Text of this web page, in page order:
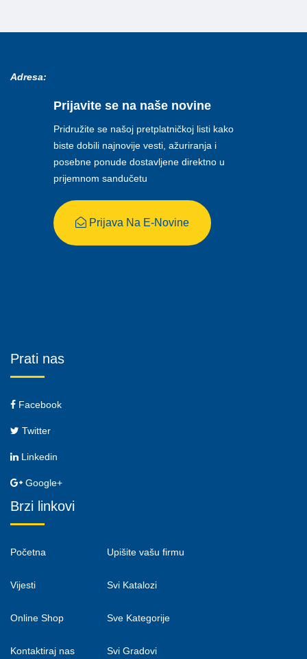
Adresa:
Prijavite se na naše novine
Pridružite se našoj pretplatničkoj listi kako
biste dobili najnovije vesti, ažuriranja i
posebne ponude dostavljene direktno u
prijemnom sandučetu
Prijava Na E-Novine
Prati nas
Facebook
Twitter
Linkedin
Google+
Brzi linkovi
Početna
Vijesti
Online Shop
Kontaktiraj nas
Upišite vašu firmu
Svi Katalozi
Sve Kategorije
Svi Gradovi